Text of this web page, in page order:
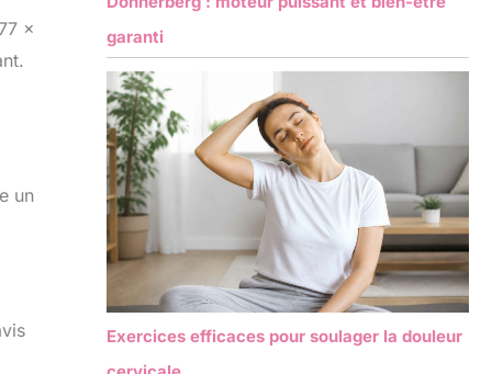
x
un
garanti
Exercices efficaces pour soulager la douleur